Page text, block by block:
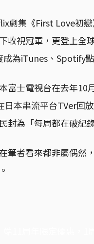
劇集《First Love初
收視冠軍，更登上全
為iTunes、Spotify
富士電視台在去年
日本串流平台TVer回
封為「每周都在破紀
筆者看來都非屬偶然